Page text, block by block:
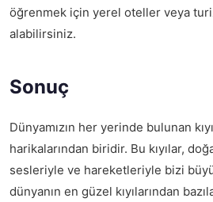
öğrenmek için yerel oteller veya
alabilirsiniz.
Sonuç
Dünyamızın her yerinde bulunan
harikalarından biridir. Bu kıyılar,
sesleriyle ve hareketleriyle bizi
dünyanın en güzel kıyılarından